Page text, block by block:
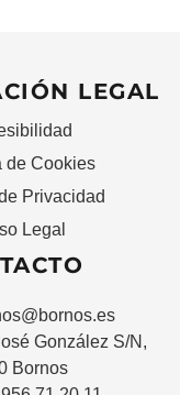
LEGAL
de Cookies
Privacidad
Legal
González S/N,
Bornos